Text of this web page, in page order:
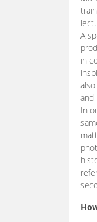
A
in
and
In